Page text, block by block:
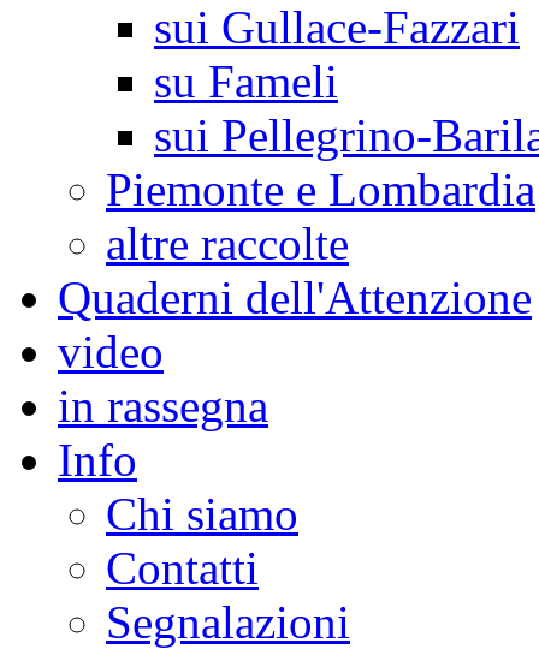
sui Gullace-Fazzari
su Fameli
sui Pellegrino-
Piemonte e Lombardia
altre raccolte
Quaderni dell'Attenzione
video
in rassegna
Info
Chi siamo
Contatti
Segnalazioni